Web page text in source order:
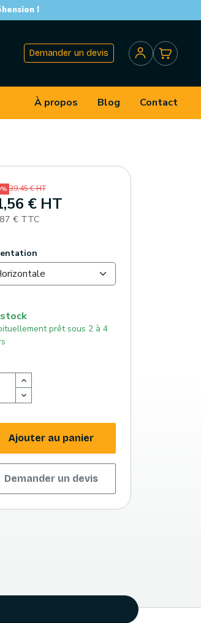
!
Demander un devis
À propos Blog Contact
39,45 € HT
€ HT
€ TTC
stock
prêt sous 2 à 4
Ajouter au panier
Demander un devis